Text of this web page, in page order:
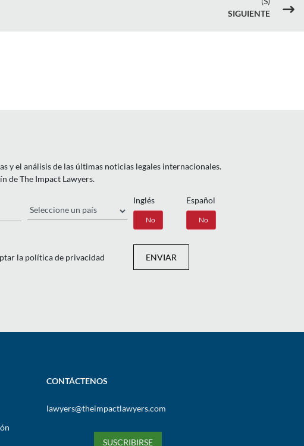
SIGUIENTE
$
y el análisis de las últimas noticias legales internacionales.
de The Impact Lawyers.
País Inglés
Sí No
Español
No
la política de privacidad ENVIAR
CONTÁCTENOS
lawyers@theimpactlawyers.com
SUSCRIBIRSE